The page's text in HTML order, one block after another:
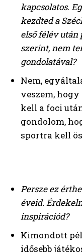
kapcsolatos.
kezdted a
első félév
szerint, nem
gondolatával?
Nem,
veszem,
kell a foci
gondolom,
sportra kell
Persze ez
éveid.
inspirációd?
Kimondott
idősebb